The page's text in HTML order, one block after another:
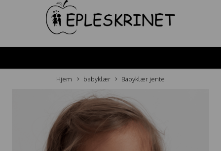
Hjem babyklær Babyklær jente